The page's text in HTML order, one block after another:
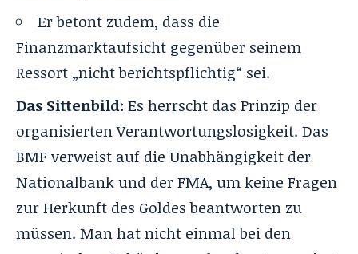
Er betont zudem, dass die
Finanzmarktaufsicht gegenüber seinem
Ressort „nicht berichtspflichtig“ sei.
Das Sittenbild: Es herrscht das Prinzip der
organisierten Verantwortungslosigkeit. Das
BMF verweist auf die Unabhängigkeit der
Nationalbank und der FMA, um keine Fragen
zur Herkunft des Goldes beantworten zu
müssen. Man hat nicht einmal bei den